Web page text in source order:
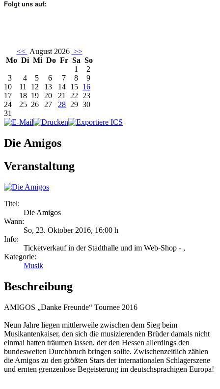
Folgt uns auf:
<< August 2026 >>
Mo Di Mi Do Fr Sa So
1
2
3
4 5 6 7 8
9
10
11 12 13 14 15 16
17
18 19 20 21 22 23
24
25 26 27 28 29 30
31
Die Amigos
Veranstaltung
Titel:
Die Amigos
Wann:
So, 23. Oktober 2016, 16:00 h
Info:
Ticketverkauf in der Stadthalle und im Web-Shop - ,
Kategorie:
Musik
Beschreibung
AMIGOS „Danke Freunde“ Tournee 2016
Neun Jahre liegen mittlerweile zwischen dem Sieg beim
Musikantenkaiser, den sich die musizierenden Brüder damals nicht
einmal hatten träumen lassen, der den Hessen allerdings den
bundesweiten Durchbruch bringen sollte. Zwischenzeitlich zählen
die Amigos zu den größten Stars der internationalen Schlagerszene
und ernten grenzenlose Begeisterung im deutschsprachigen Europa!